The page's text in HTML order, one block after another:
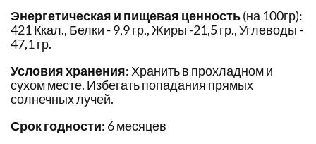
Энергетическая и пищевая ценность(на 100гр):
421 Ккал., Белки - 9,9 гр., Жиры -21,5 гр., Углеводы -
47,1 гр.
Условия хранения: Хранить в прохладном и
сухом месте. Избегать попадания прямых
солнечных лучей.
Срок годности: 6 месяцев